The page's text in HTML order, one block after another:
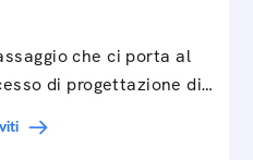
che ci porta al
di progettazione di